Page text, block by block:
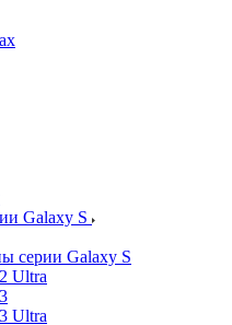
Galaxy S
серии Galaxy S
Ultra
Ultra